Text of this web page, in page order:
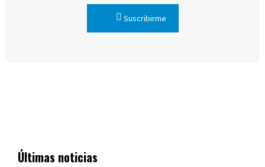
Suscribirme
Últimas noticias